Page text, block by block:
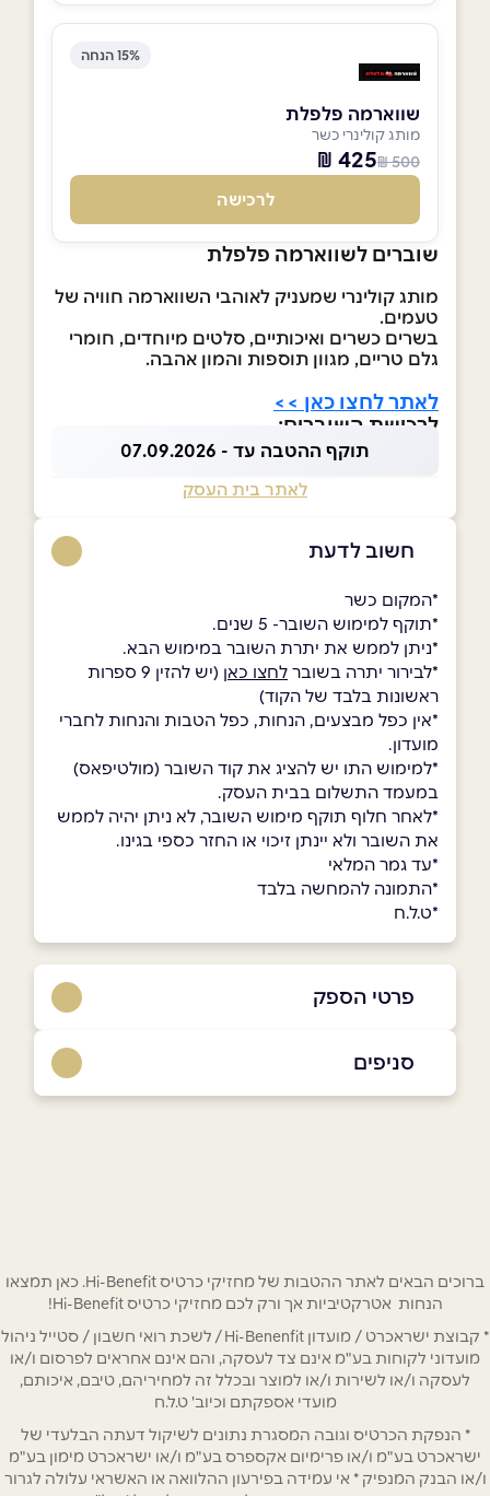
15% הנחה
שווארמה פלפלת
מותג קולינרי כשר
500 ₪
425 ₪
לרכישה
שוברים לשווארמה פלפלת
מותג קולינרי שמעניק לאוהבי השווארמה חוויה של
טעמים.
בשרים כשרים ואיכותיים, סלטים מיוחדים, חומרי
גלם טריים, מגוון תוספות והמון אהבה.
לאתר לחצו כאן >>
לרכישת השוברים:
תוקף ההטבה עד - 07.09.2026
לאתר בית העסק
חשוב לדעת
*המקום כשר
*תוקף למימוש השובר- 5 שנים.
*ניתן לממש את יתרת השובר במימוש הבא.
*לבירור יתרה בשובר לחצו כאן
(יש להזין 9 ספרות
ראשונות בלבד של הקוד)
*אין כפל מבצעים, הנחות, כפל הטבות והנחות לחברי
מועדון.
*למימוש התו יש להציג את קוד השובר (מולטיפאס)
במעמד התשלום בבית העסק.
*לאחר חלוף תוקף מימוש השובר, לא ניתן יהיה לממש
את השובר ולא יינתן זיכוי או החזר כספי בגינו.
*עד גמר המלאי
*התמונה להמחשה בלבד
*ט.ל.ח
פרטי הספק
באתר בפייסבוק
טלפון*
אימייל *
אנא חזרו אלי בקשר ל...
סניפים
ברוכים הבאים לאתר ההטבות של מחזיקי כרטיס Hi-Benefit. כאן תמצאו
הנחות אטרקטיביות אך ורק לכם מחזיקי כרטיס Hi-Benefit!
* קבוצת ישראכרט / מועדון Hi-Benenfit / לשכת רואי חשבון / סטייל ניהול
מועדוני לקוחות בע"מ אינם צד לעסקה, והם אינם אחראים לפרסום ו/או
לעסקה ו/או לשירות ו/או למוצר ובכלל זה למחיריהם, טיבם, איכותם,
מועדי אספקתם וכיוב' ט.ל.ח
* הנפקת הכרטיס וגובה המסגרת נתונים לשיקול דעתה הבלעדי של
ישראכרט בע"מ ו/או פרימיום אקספרס בע"מ ו/או ישראכרט מימון בע"מ
ו/או הבנק המנפיק * אי עמידה בפירעון ההלוואה או האשראי עלולה לגרור